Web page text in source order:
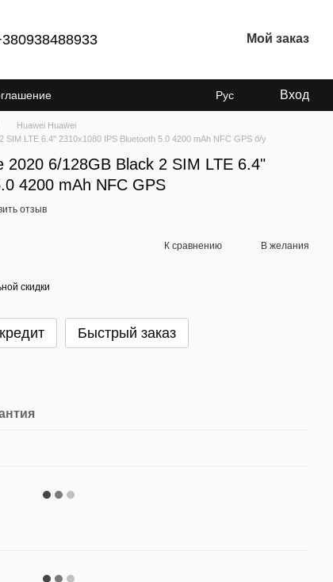
Мой заказ
Рус Вход
Huawei Huawei
LTE 6.4" 2310x1080 IPS Bluetooth 5.0 4200 mAh NFC GPS б/у
6/128GB Black 2 SIM LTE 6.4"
4200 mAh NFC GPS
отзыв
К сравнению В желания
скидки
Быстрый заказ